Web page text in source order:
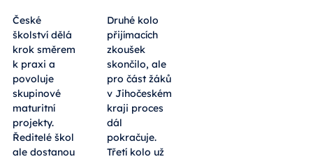
České
školství dělá
krok směrem
k praxi a
povoluje
skupinové
maturitní
projekty.
Ředitelé škol
ale dostanou
Druhé kolo
přijímacích
zkoušek
skončilo, ale
pro část žáků
v Jihočeském
kraji proces
dál
pokračuje.
Třetí kolo už